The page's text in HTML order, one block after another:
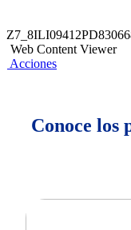
Web Content Viewer
Acciones
Conoce los